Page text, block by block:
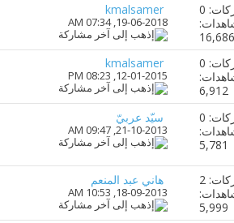
0
16,686
kmalsamer
19-06-2018,
07:34 AM
0
6,912
kmalsamer
12-01-2015,
08:23 PM
0
5,781
سيّد عربيّ
21-10-2013,
09:47 AM
2
5,999
هاني عبد المنعم
18-09-2013,
10:53 AM